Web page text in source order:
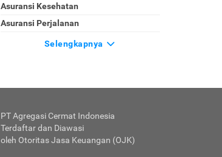
Asuransi Kesehatan
Asuransi Perjalanan
Selengkapnya
PT Agregasi Cermat Indonesia
Terdaftar dan Diawasi
oleh Otoritas Jasa Keuangan (OJK)